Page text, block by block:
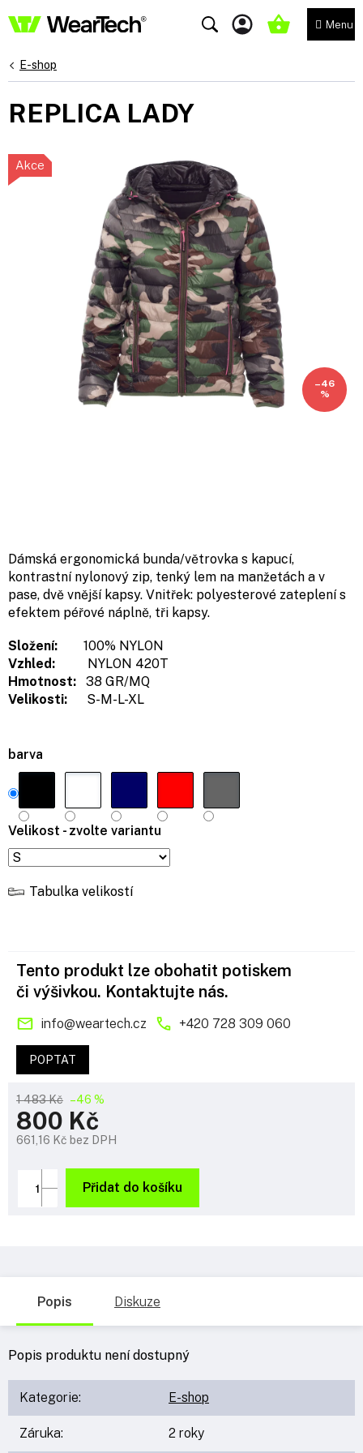
na
NÁKUPNÍ
E-shop
REPLICA LADY
–46
%
Akce
barva
Velikost - zvolte variantu
Tabulka velikostí
Dámská ergonomická bunda/větrovka s kapucí,
kontrastní nylonový zip, tenký lem na manžetách a v
pase, dvě vnější kapsy. Vnitřek: polyesterové zateplení s
efektem péřové náplně, tři kapsy.
Složení: 100% NYLON
Vzhled:
NYLON 420T
Hmotnost: 38 GR/MQ
Velikosti: S-M-L-XL
1 483 Kč –46 %
800 Kč
661,16 Kč bez DPH
cena:
Přidat do košíku
Tento produkt lze obohatit potiskem
či výšivkou. Kontaktujte nás.
info@weartech.cz +420 728 309 060
POPTAT
Popis Diskuze
Popis produktu není dostupný
Kategorie: E-shop
Záruka: 2 roky